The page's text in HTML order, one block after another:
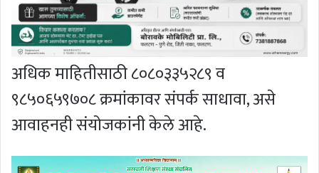
अधिक माहितीसाठी ८०८०३३५२८९ व
९८५०६५९७०८ क्रमांकावर संपर्क साधावा, असे
आवाहनही संयोजकांनी केले आहे.